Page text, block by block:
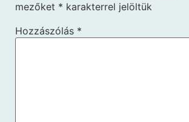
mezőket * karakterrel jelöltük
Hozzászólás *